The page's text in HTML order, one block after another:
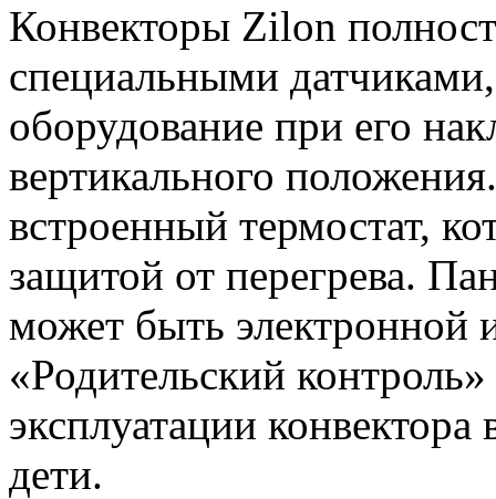
Конвекторы Zilon
специальными
оборудование при его
вертикального
встроенный термостат,
защитой от перегрева.
может быть электронной
«Родительский
эксплуатации
дети.